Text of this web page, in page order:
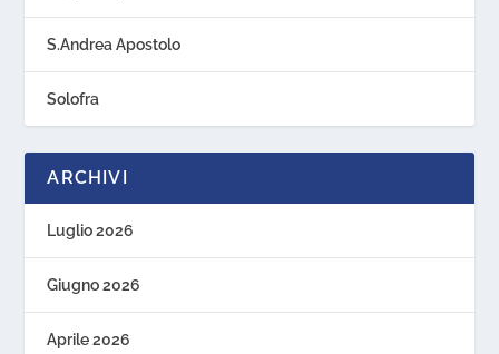
S.Andrea Apostolo
Solofra
ARCHIVI
Luglio 2026
Giugno 2026
Aprile 2026